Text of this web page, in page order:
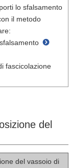
lo sfalsamento
il metodo
fascicolazione
del
del vassoio di